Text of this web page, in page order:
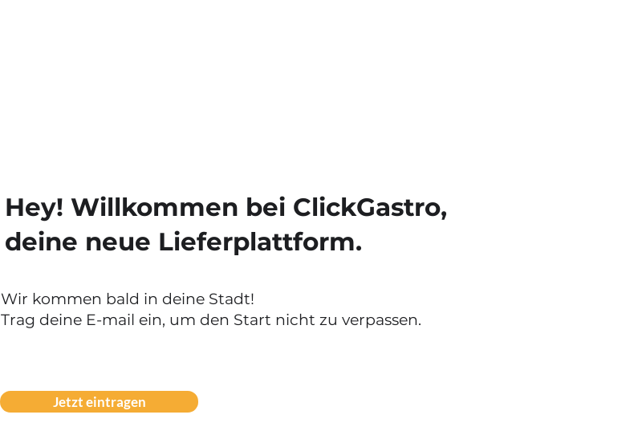
Hey! Willkommen bei ClickGastro,
deine neue Lieferplattform.
Wir kommen bald in deine Stadt!
Trag deine E-mail ein, um den Start nicht zu verpassen.
Jetzt eintragen